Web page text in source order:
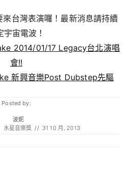
台灣表演囉！最新消息請持續
宇宙電波！
2014/01/17 Legacy台北演唱
會!!
新興音樂Post Dubstep先驅
Posted by:
波妮
水星音樂獎 // 31 10 月, 2013